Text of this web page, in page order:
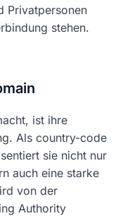
Privatpersonen
stehen.
ist ihre
Als country-code
sie nicht nur
auch eine starke
von der
Authority